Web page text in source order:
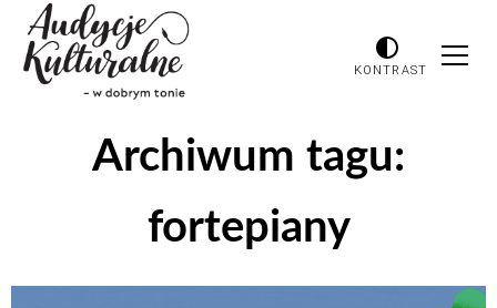
KONTRAST
Archiwum tagu:
fortepiany